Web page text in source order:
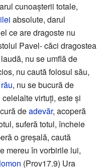
cunoașterii totale,
absolute, darul
ce are dragoste nu
Pavel- căci dragostea
nu se umflă de
nu caută folosul său,
, nu se bucură de
virtuți, este și
deadevăr, acoperă
suferă totul, încheie
o greșală, caută
mereu în vorbirile lui,
(Prov17.9) Ura